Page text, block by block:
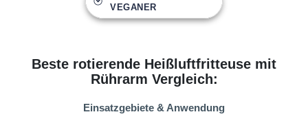
VEGANER
Beste rotierende Heißluftfritteuse mit
Rührarm Vergleich:
Einsatzgebiete & Anwendung